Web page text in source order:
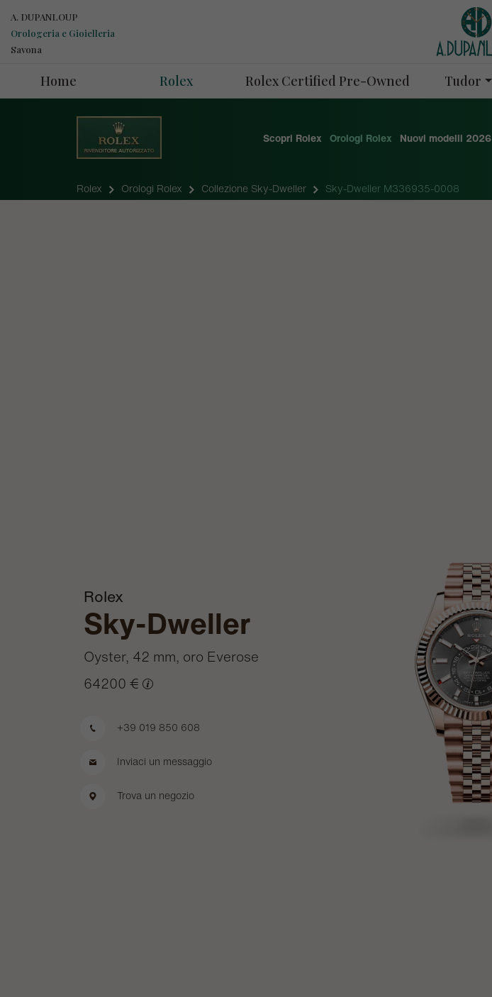
A. DUPANLOUP
Orologeria e Gioielleria
Savona
Home Rolex Rolex Certified Pre-Owned Tudor
Scopri Rolex Orologi Rolex Nuovi modelli 2026
Rolex Orologi Rolex Collezione Sky-Dweller Sky-Dweller M336935-0008
Rolex
Sky-Dweller
Oyster, 42 mm, oro Everose
64200 €
+39 019 850 608
Inviaci un messaggio
Trova un negozio